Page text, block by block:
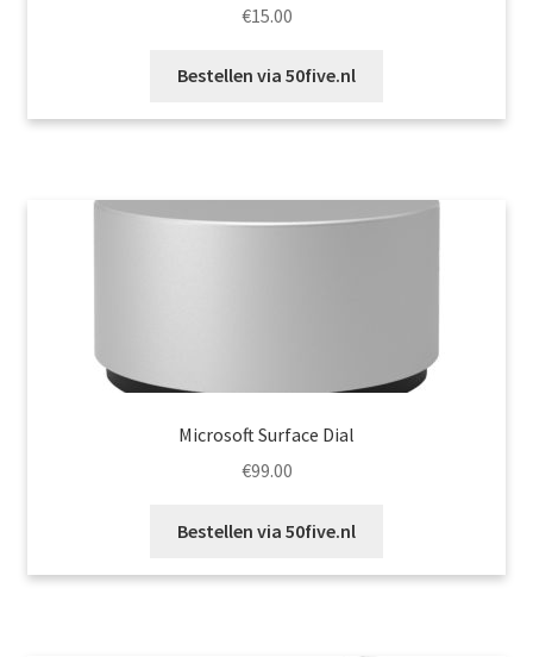
€15.00
Bestellen via 50five.nl
Microsoft Surface Dial
€99.00
Bestellen via 50five.nl